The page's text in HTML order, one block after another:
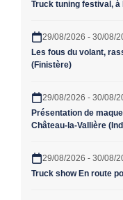
Truck tuning festival,
29/08/2026 - 30/08/
Les fous du volant,
(Finistère)
29/08/2026 - 30/08/
Présentation de
Château-la-Vallière
29/08/2026 - 30/08/
Truck show En route